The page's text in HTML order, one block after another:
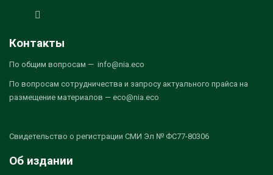
Контакты
По общим вопросам — info@nia.eco
По вопросам сотрудничества и запросу актуального прайса на
размещение материалов — eco@nia.eco
Свидетельство о регистрации СМИ Эл № ФС77-80306
Об издании